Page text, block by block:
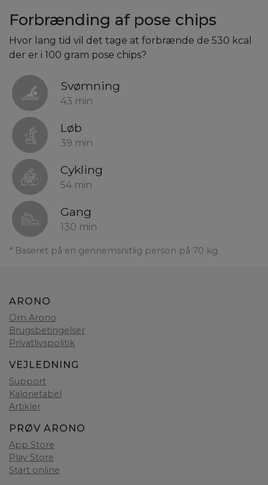
Forbrænding af pose chips
Hvor lang tid vil det tage at forbrænde de 530 kcal
der er i 100 gram pose chips?
Svømning
43 min
Løb
39 min
Cykling
54 min
Gang
130 min
* Baseret på en gennemsnitlig person på 70 kg.
ARONO
Om Arono
Brugsbetingelser
Privatlivspolitik
VEJLEDNING
Support
Kalorietabel
Artikler
PRØV ARONO
App Store
Play Store
Start online